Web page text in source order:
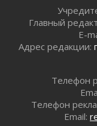
В Ивангороде
граждан
02 августа 2026
Готовность №1
отправили
02 августа 2026
Ленобласть
Главный
E-
Адрес редакции:
Телефон
Телефон
Email: